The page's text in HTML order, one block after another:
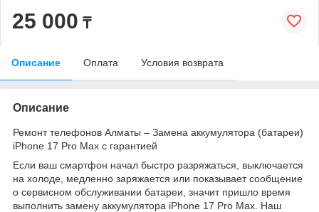
25 000 ₸
Описание Оплата Условия возврата
Описание
Ремонт телефонов Алматы – Замена аккумулятора (батареи)
iPhone 17 Pro Max с гарантией
Если ваш смартфон начал быстро разряжаться, выключается
на холоде, медленно заряжается или показывает сообщение
о сервисном обслуживании батареи, значит пришло время
выполнить замену аккумулятора iPhone 17 Pro Max. Наш